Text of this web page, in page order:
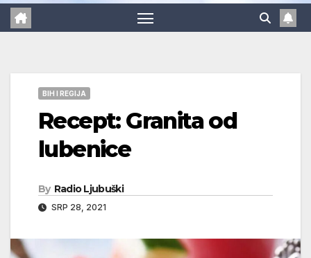
BIH I REGIJA
Recept: Granita od
lubenice
By Radio Ljubuški
SRP 28, 2021